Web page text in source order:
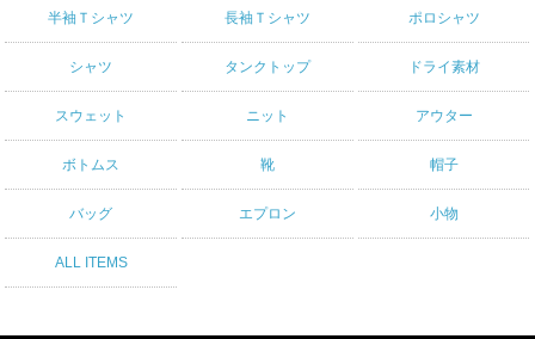
半袖Ｔシャツ 長袖Ｔシャツ ポロシャツ
シャツ タンクトップ ドライ素材
スウェット ニット アウター
ボトムス 靴 帽子
バッグ エプロン 小物
ALL ITEMS